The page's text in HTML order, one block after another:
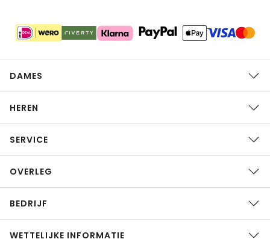
DAMES
HEREN
SERVICE
OVERLEG
BEDRIJF
WETTELIJKE INFORMATIE